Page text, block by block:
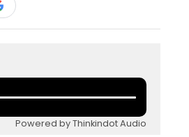
Powered by Thinkindot Audio